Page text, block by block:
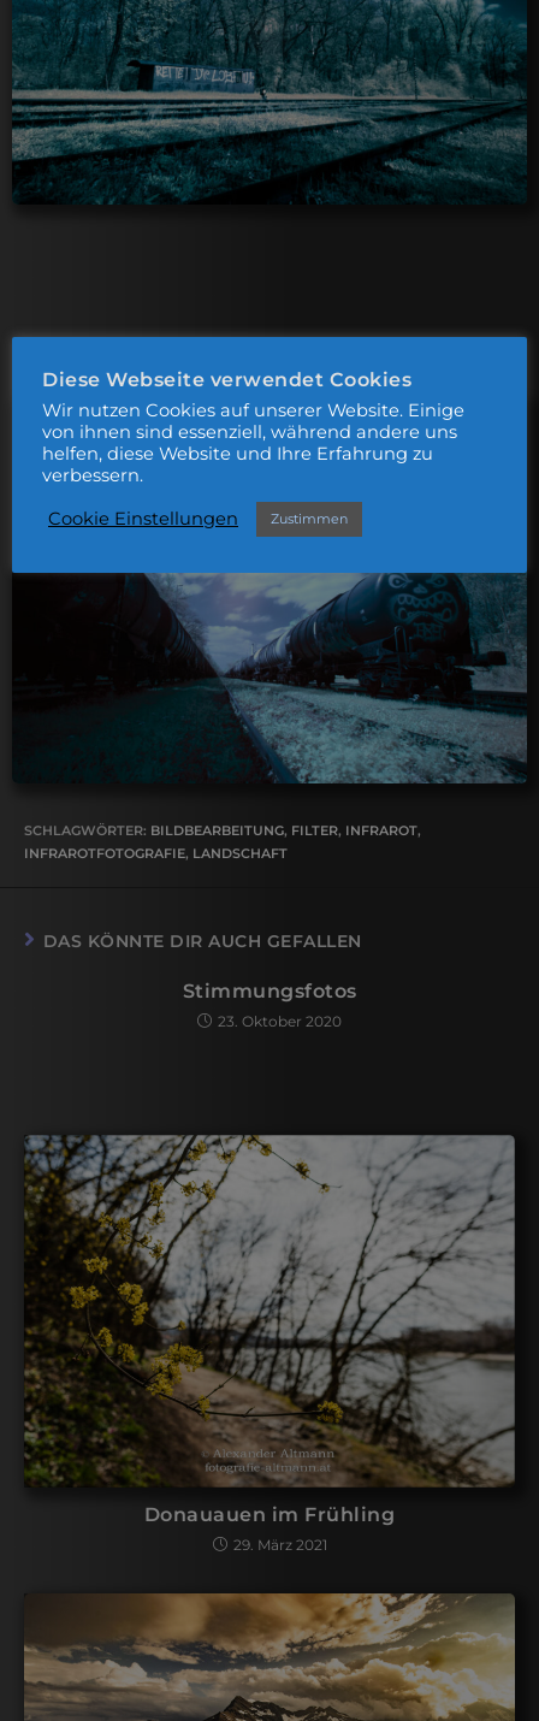
SCHLAGWÖRTER: BILDBEARBEITUNG, FILTER, INFRAROT,
INFRAROTFOTOGRAFIE, LANDSCHAFT
DAS KÖNNTE DIR AUCH GEFALLEN
Stimmungsfotos
23. Oktober 2020
Donauauen im Frühling
29. März 2021
Diese Webseite verwendet Cookies
Wir nutzen Cookies auf unserer Website. Einige
von ihnen sind essenziell, während andere uns
helfen, diese Website und Ihre Erfahrung zu
verbessern.
Cookie Einstellungen Zustimmen